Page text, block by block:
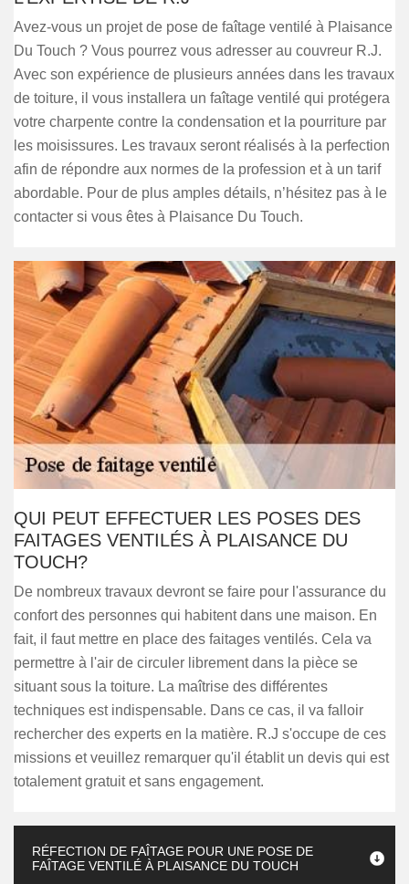
Avez-vous un projet de pose de faîtage ventilé à Plaisance
Du Touch ? Vous pourrez vous adresser au couvreur R.J.
Avec son expérience de plusieurs années dans les travaux
de toiture, il vous installera un faîtage ventilé qui protégera
votre charpente contre la condensation et la pourriture par
les moisissures. Les travaux seront réalisés à la perfection
afin de répondre aux normes de la profession et à un tarif
abordable. Pour de plus amples détails, n’hésitez pas à le
contacter si vous êtes à Plaisance Du Touch.
QUI PEUT EFFECTUER LES POSES DES
FAITAGES VENTILÉS À PLAISANCE DU
TOUCH?
De nombreux travaux devront se faire pour l'assurance du
confort des personnes qui habitent dans une maison. En
fait, il faut mettre en place des faitages ventilés. Cela va
permettre à l'air de circuler librement dans la pièce se
situant sous la toiture. La maîtrise des différentes
techniques est indispensable. Dans ce cas, il va falloir
rechercher des experts en la matière. R.J s'occupe de ces
missions et veuillez remarquer qu'il établit un devis qui est
totalement gratuit et sans engagement.
RÉFECTION DE FAÎTAGE POUR UNE POSE DE
FAÎTAGE VENTILÉ À PLAISANCE DU TOUCH